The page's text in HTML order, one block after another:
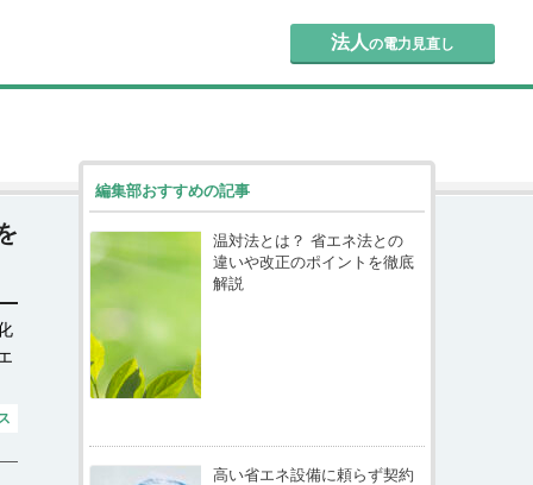
法人の電力見直し
編集部おすすめの記事
温対法とは？ 省エネ法との
違いや改正のポイントを徹底
解説
高い省エネ設備に頼らず契約